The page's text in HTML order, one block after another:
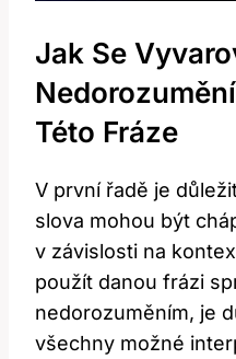
Jak Se
Této Fráze
V první řadě je
slova mohou být
v závislosti na
použít danou frázi
nedorozuměním, je
všechny možné